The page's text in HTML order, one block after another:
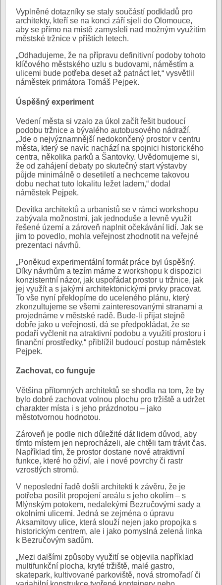
Vyplněné dotazníky se staly součástí podkladů pro
architekty, kteří se na konci září sjeli do Olomouce,
aby se přímo na místě zamysleli nad možným využitím
městské tržnice v příštích letech.
„Odhadujeme, že na přípravu definitivní podoby tohoto
klíčového městského uzlu s budovami, náměstím a
ulicemi bude potřeba deset až patnáct let,“ vysvětlil
náměstek primátora Tomáš Pejpek.
Úspěšný experiment
Vedení města si vzalo za úkol začít řešit budoucí
podobu tržnice a bývalého autobusového nádraží.
„Jde o nejvýznamnější nedokončený prostor v centru
města, který se navíc nachází na spojnici historického
centra, několika parků a Šantovky. Uvědomujeme si,
že od zahájení debaty po skutečný start výstavby
půjde minimálně o desetiletí a nechceme takovou
dobu nechat tuto lokalitu ležet ladem,“ dodal
náměstek Pejpek.
Devítka architektů a urbanistů se v rámci workshopu
zabývala možnostmi, jak jednoduše a levně využít
řešené území a zároveň naplnit očekávání lidí. Jak se
jim to povedlo, mohla veřejnost zhodnotit na veřejné
prezentaci návrhů.
„Poněkud experimentální formát práce byl úspěšný.
Díky návrhům a tezím máme z workshopu k dispozici
konzistentní názor, jak uspořádat prostor u tržnice, jak
jej využít a s jakými architektonickými prvky pracovat.
To vše nyní překlopíme do uceleného plánu, který
zkonzultujeme se všemi zainteresovanými stranami a
projednáme v městské radě. Bude-li přijat stejně
dobře jako u veřejnosti, dá se předpokládat, že se
podaří vyčlenit na atraktivní podobu a využití prostoru i
finanční prostředky,“ přiblížil budoucí postup náměstek
Pejpek.
Zachovat, co funguje
Většina přítomných architektů se shodla na tom, že by
bylo dobré zachovat volnou plochu pro tržiště a udržet
charakter místa i s jeho prázdnotou – jako
městotvornou hodnotou.
Zároveň je podle nich důležité dát lidem důvod, aby
tímto místem jen neprocházeli, ale chtěli tam trávit čas.
Například tím, že prostor dostane nové atraktivní
funkce, které ho oživí, ale i nové povrchy či rastr
vzrostlých stromů.
V neposlední řadě došli architekti k závěru, že je
potřeba posílit propojení areálu s jeho okolím – s
Mlýnským potokem, nedalekými Bezručovými sady a
okolními ulicemi. Jedná se zejména o úpravu
Aksamitovy ulice, která slouží nejen jako propojka s
historickým centrem, ale i jako pomyslná zelená linka
k Bezručovým sadům.
„Mezi dalšími způsoby využití se objevila například
multifunkční plocha, kryté tržiště, malé gastro,
skatepark, kultivované parkoviště, nová stromořadí či